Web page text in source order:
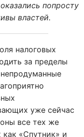
попросту
властей.
налоговых
за пределы
уже сейчас
все тех же
«Спутник» и